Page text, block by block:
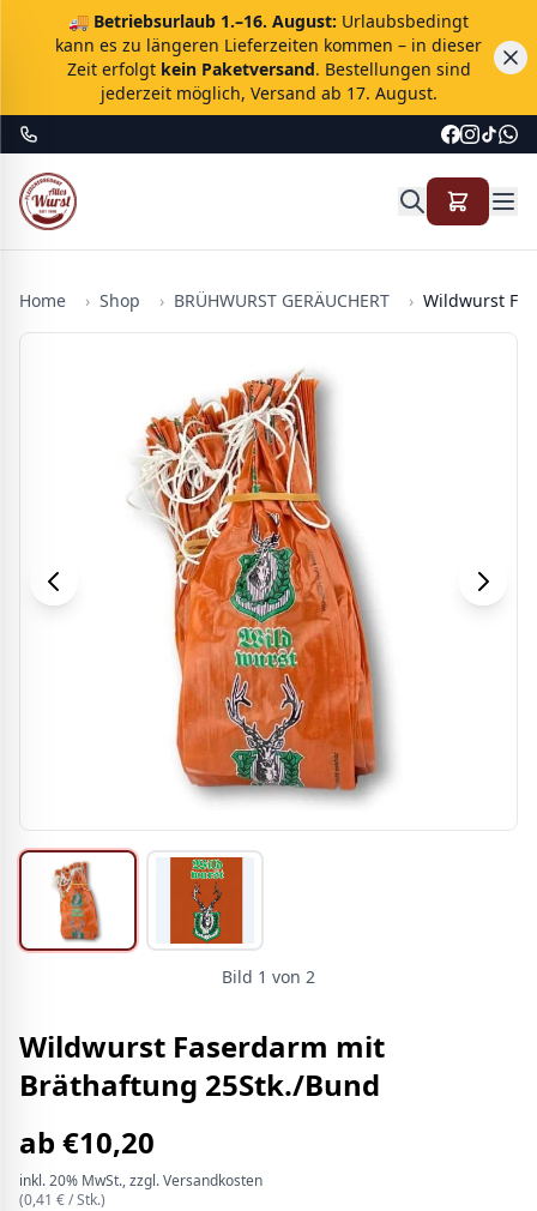
🚚 Betriebsurlaub 1.–16. August: Urlaubsbedingt
kann es zu längeren Lieferzeiten kommen – in dieser
Zeit erfolgt kein Paketversand. Bestellungen sind
jederzeit möglich, Versand ab 17. August.
Home › Shop › BRÜHWURST GERÄUCHERT › Wildwurst
Bild 1 von 2
Wildwurst Faserdarm mit
Bräthaftung 25Stk./Bund
ab€10,20
inkl.20% MwSt., zzgl. Versandkosten
(0,41 € /Stk.)